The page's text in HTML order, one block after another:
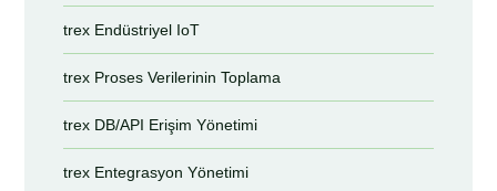
trex Endüstriyel IoT
trex Proses Verilerinin Toplama
trex DB/API Erişim Yönetimi
trex Entegrasyon Yönetimi